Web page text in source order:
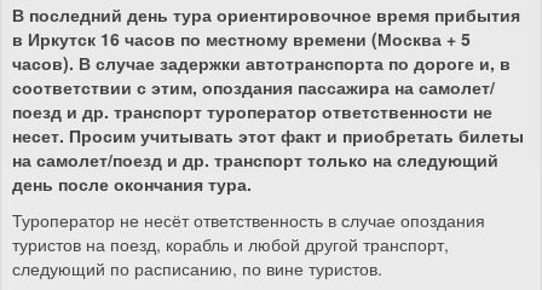
В последний день тура ориентировочное время прибытия
в Иркутск 16 часов по местному времени (Москва + 5
часов). В случае задержки автотранспорта по дороге и, в
соответствии с этим, опоздания пассажира на самолет/
поезд и др. транспорт туроператор ответственности не
несет. Просим учитывать этот факт и приобретать билеты
на самолет/поезд и др. транспорт только на следующий
день после окончания тура.
Туроператор не несёт ответственность в случае опоздания
туристов на поезд, корабль и любой другой транспорт,
следующий по расписанию, по вине туристов.